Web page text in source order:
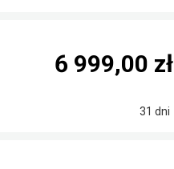
31 dni
6 999,00 zł